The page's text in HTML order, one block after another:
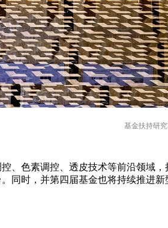
基金扶持研
、色素调控、透皮技术等前沿领域
同时，并第四届基金也将持续推进